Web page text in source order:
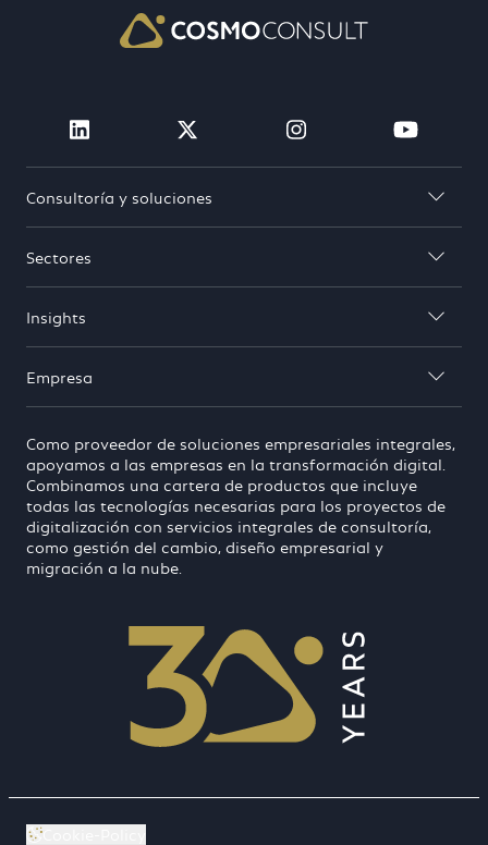
Visit Cosmo Consult on linkedin
Visit Cosmo Consult on
Visit CosmoVisit

Consultoría y soluciones

Sectores

Insights

Empresa
Como proveedor de soluciones empresariales integrales,
apoyamos a las empresas en la transformación digital.
Combinamos una cartera de productos que incluye
todas las tecnologías necesarias para los proyectos de
digitalización con servicios integrales de consultoría,
como gestión del cambio, diseño empresarial y
migración a la nube.